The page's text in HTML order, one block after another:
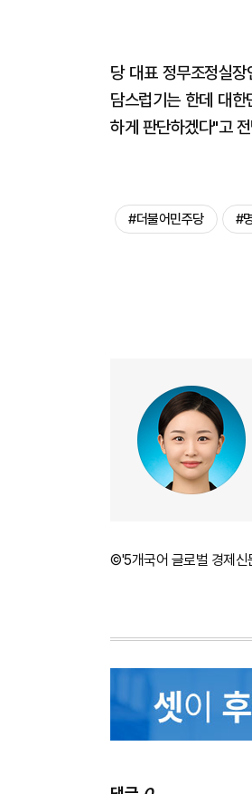
당 대표 정무조정실
담스럽기는 한데 대
하게 판단하겠다"고
#더불어민주당 #
©'5개국어 글로벌 경제신